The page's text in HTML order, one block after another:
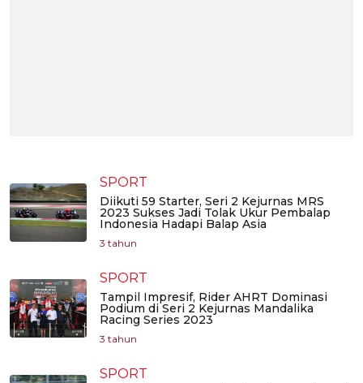
SPORT
Diikuti 59 Starter, Seri 2 Kejurnas MRS
2023 Sukses Jadi Tolak Ukur Pembalap
Indonesia Hadapi Balap Asia
3 tahun
SPORT
Tampil Impresif, Rider AHRT Dominasi
Podium di Seri 2 Kejurnas Mandalika
Racing Series 2023
3 tahun
SPORT